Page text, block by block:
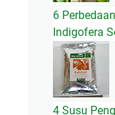
6
Indigofera
4 Susu